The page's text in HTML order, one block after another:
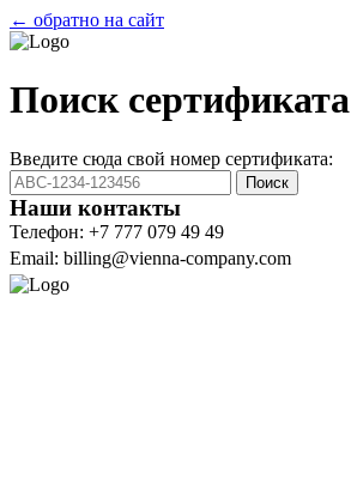
← обратно на сайт
Поиск сертификата
Введите сюда свой номер сертификата:
Поиск
Наши контакты
Телефон: +7 777 079 49 49
Email: billing@vienna-company.com